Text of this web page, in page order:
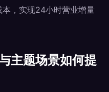
本，实现24小时营业增量
主题场景如何提